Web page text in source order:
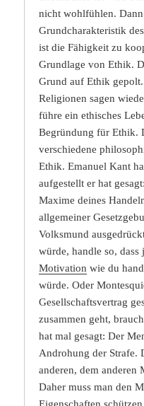
nicht wohlfühlen.
Grundcharakteristik
ist die Fähigkeit zu
Grundlage von Ethik.
Grund auf Ethik
Religionen sagen
führe ein ethisches
Begründung für Ethik.
verschiedene
Ethik. Emanuel Kant
aufgestellt er hat
Maxime deines
allgemeiner
Volksmund
würde, handle so, dass
Motivation wie du
würde. Oder
Gesellschaftsvertrag
zusammen geht,
hat mal gesagt: Der
Androhung der Strafe.
anderen, dem anderen
Daher muss man den